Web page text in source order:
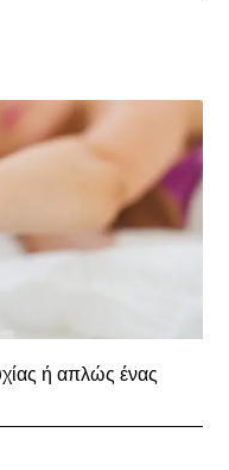
ή απλώς ένας